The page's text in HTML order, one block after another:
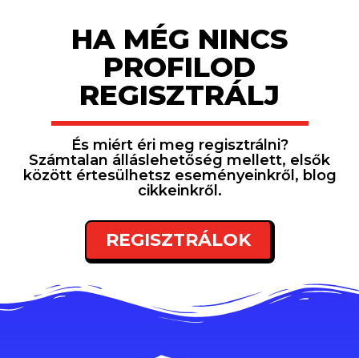
HA MÉG NINCS
PROFILOD
REGISZTRÁLJ
És miért éri meg regisztrálni?
Számtalan álláslehetőség mellett, elsők
között értesülhetsz eseményeinkről, blog
cikkeinkről.
REGISZTRÁLOK